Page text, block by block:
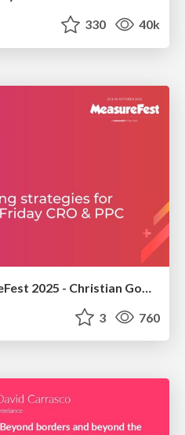
330 40k
3 760